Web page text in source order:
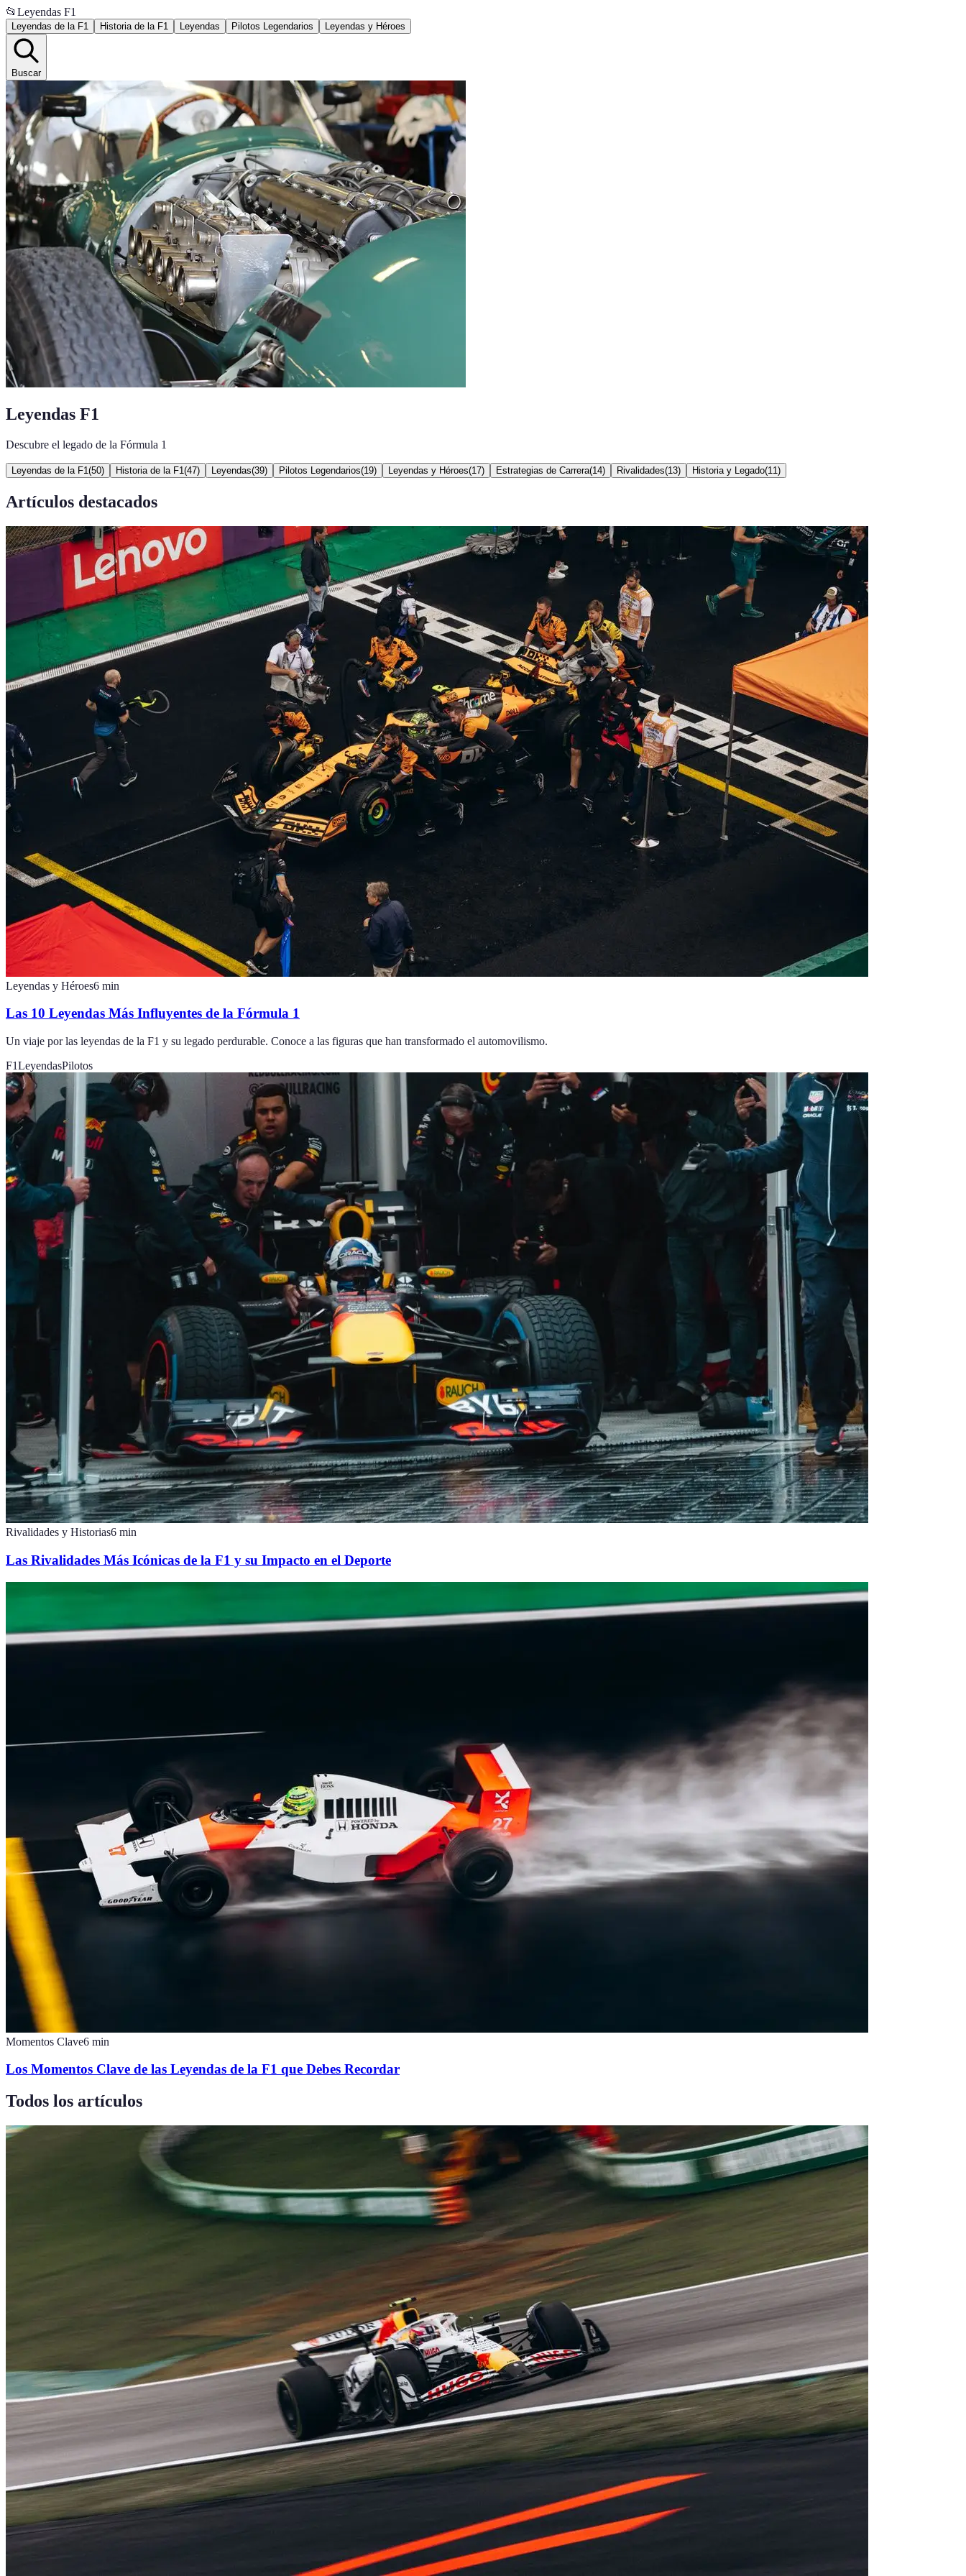
📂 Leyendas F1
Leyendas de la F1 Historia de la F1 Leyendas Pilotos Legendarios Leyendas y Héroes
Buscar
Leyendas F1
Descubre el legado de la Fórmula 1
Leyendas de la F1 (50) Historia de la F1 (47) Leyendas(39) Pilotos Legendarios(19) Leyendas y Héroes(17) Estrategias de Carrera(14) Rivalidades(13) Historia y Legado(11 )
Artículos destacados
Leyendas y Héroes6 min
Las 10 Leyendas Más Influyentes de la Fórmula 1
Un viaje por las leyendas de la F1 y su legado perdurable. Conoce a las figuras que han transformado el automovilismo.
F1LeyendasPilotos
Rivalidades y Historias6 min
Las Rivalidades Más Icónicas de la F1 y su Impacto en el Deporte
Momentos Clave6 min
Los Momentos Clave de las Leyendas de la F1 que Debes Recordar
Todos los artículos